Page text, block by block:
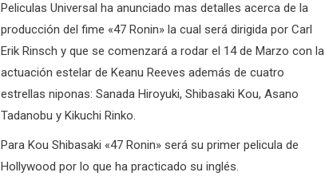
Peliculas Universal ha anunciado mas detalles acerca de la
producción del fime «47 Ronin» la cual será dirigida por Carl
Erik Rinsch y que se comenzará a rodar el 14 de Marzo con la
actuación estelar de Keanu Reeves además de cuatro
estrellas niponas: Sanada Hiroyuki, Shibasaki Kou, Asano
Tadanobu y Kikuchi Rinko.
Para Kou Shibasaki «47 Ronin» será su primer pelicula de
Hollywood por lo que ha practicado su inglés.